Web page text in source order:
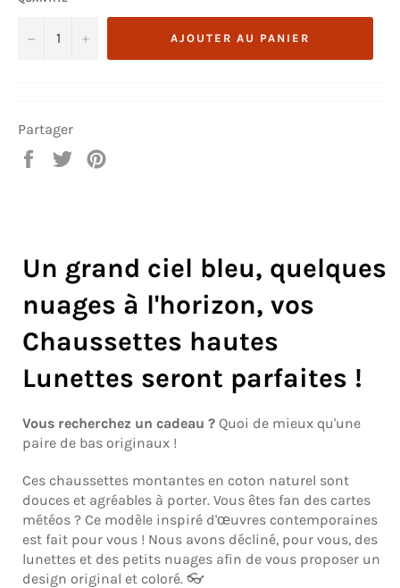
�?
�
+ AJOUTER AU PANIER
Partager
PartagerTweeter
Un grand ciel bleu, quelques
nuages à l'horizon, vos
Chaussettes hautes
Lunettes seront parfaites !
Vous recherchez un cadeau ? Quoi de mieux qu'une
paire de bas originaux !
Ces chaussettes montantes en coton naturel sont
douces et agréables à porter. Vous êtes fan des cartes
météos ? Ce modèle inspiré d'œuvres contemporaines
est fait pour vous ! Nous avons décliné, pour vous, des
lunettes et des petits nuages afin de vous proposer un
design original et coloré. 👓